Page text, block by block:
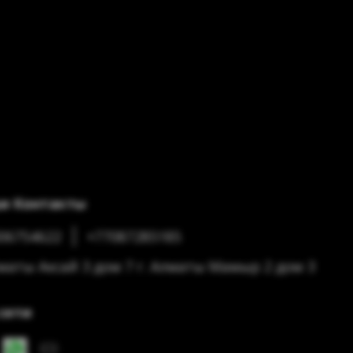
Контакты
+77087285185
Аксай 3 дом 7 г. Алматы Мамыр 2 дом 3